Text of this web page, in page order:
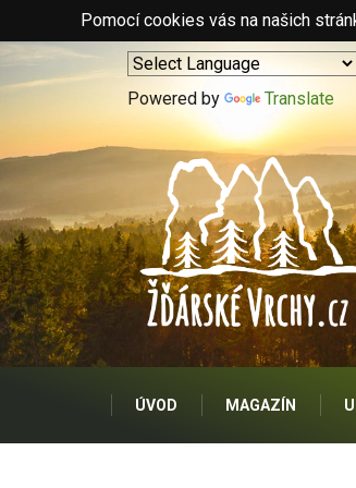
Pomocí cookies vás na našich
Powered by Translate
ÚVOD MAGAZÍN